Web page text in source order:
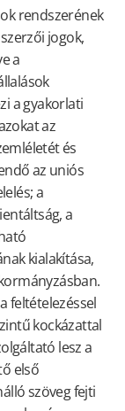
rendszerének
jogok,
a
a gyakorlati
az
és
az uniós
a
a
kialakítása,
feltételezéssel
kockázattal
lesz a
első
szöveg fejti